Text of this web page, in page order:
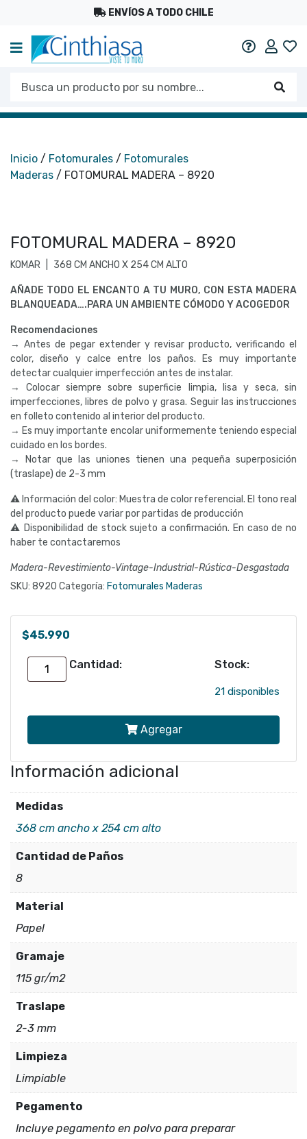
ENVÍOS A TODO CHILE
Mi
Busca un producto por su nombre...
Inicio / Fotomurales / Fotomurales
Maderas / FOTOMURAL MADERA – 8920
FOTOMURAL MADERA – 8920
KOMAR 368 CM ANCHO X 254 CM ALTO
AÑADE TODO EL ENCANTO A TU MURO, CON ESTA MADERA
BLANQUEADA….PARA UN AMBIENTE CÓMODO Y ACOGEDOR
Recomendaciones
→ Antes de pegar extender y revisar producto, verificando el
color, diseño y calce entre los paños. Es muy importante
detectar cualquier imperfección antes de instalar.
→ Colocar siempre sobre superficie limpia, lisa y seca, sin
imperfecciones, libres de polvo y grasa. Seguir las instrucciones
en folleto contenido al interior del producto.
→ Es muy importante encolar uniformemente teniendo especial
cuidado en los bordes.
→ Notar que las uniones tienen una pequeña superposición
(traslape) de 2-3 mm
⚠ Información del color: Muestra de color referencial. El tono real
del producto puede variar por partidas de producción
⚠ Disponibilidad de stock sujeto a confirmación. En caso de no
haber te contactaremos
Madera-Revestimiento-Vintage-Industrial-Rústica-Desgastada
SKU: 8920 Categoría: Fotomurales Maderas
$45.990
Cantidad:
FOTOMURAL
Stock:
21 disponibles
Agregar
Información adicional
Medidas
368 cm ancho x 254 cm alto
Cantidad de Paños
8
Material
Papel
Gramaje
115 gr/m2
Traslape
2-3 mm
Limpieza
Limpiable
Pegamento
Incluye pegamento en polvo para preparar